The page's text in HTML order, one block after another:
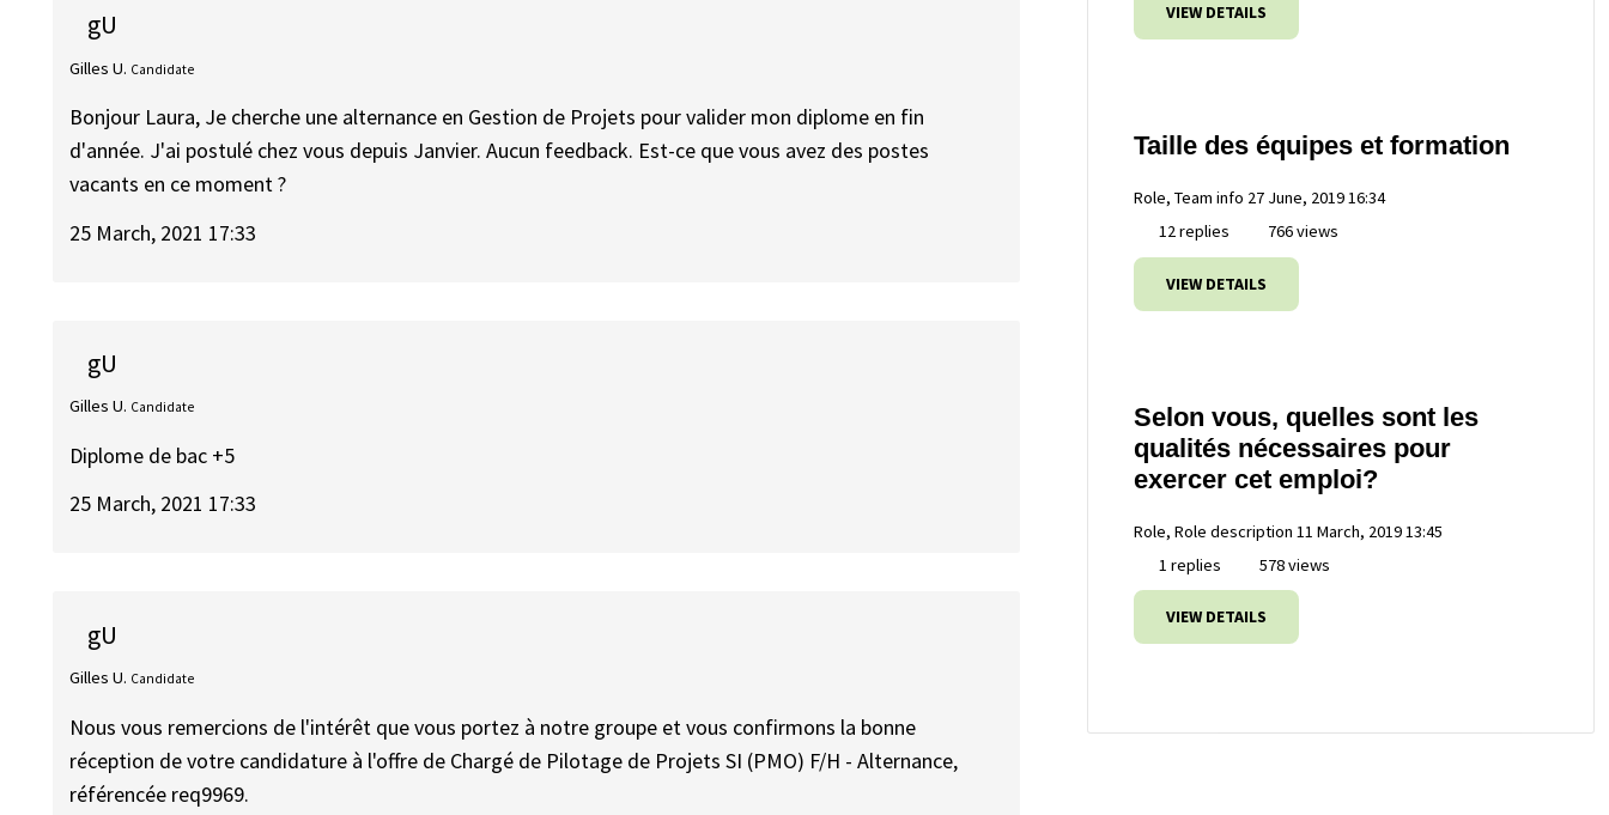
gU
Gilles U. Candidate
Bonjour Laura, Je cherche une alternance en Gestion de Projets pour valider mon diplome en fin
d'année. J'ai postulé chez vous depuis Janvier. Aucun feedback. Est-ce que vous avez des postes
vacants en ce moment ?
25 March, 2021 17:33
gU
Gilles U. Candidate
Diplome de bac +5
25 March, 2021 17:33
gU
Gilles U. Candidate
Nous vous remercions de l'intérêt que vous portez à notre groupe et vous confirmons la bonne
réception de votre candidature à l'offre de Chargé de Pilotage de Projets SI (PMO) F/H - Alternance,
référencée req9969.
VIEW DETAILS
Taille des équipes et formation
Role, Team info 27 June, 2019 16:34
12 replies
766 views
VIEW DETAILS
Selon vous, quelles sont les
qualités nécessaires pour
exercer cet emploi?
Role, Role description 11 March, 2019 13:45
1 replies
578 views
VIEW DETAILS